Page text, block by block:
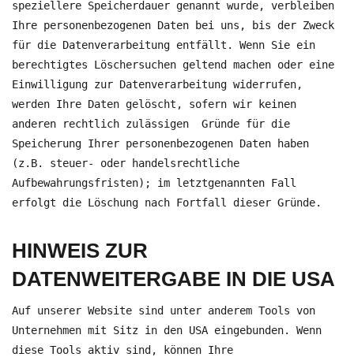
speziellere Speicherdauer genannt wurde, verbleiben
Ihre personenbezogenen Daten bei uns, bis der Zweck
für die Datenverarbeitung entfällt. Wenn Sie ein
berechtigtes Löschersuchen geltend machen oder eine
Einwilligung zur Datenverarbeitung widerrufen,
werden Ihre Daten gelöscht, sofern wir keinen
anderen rechtlich zulässigen Gründe für die
Speicherung Ihrer personenbezogenen Daten haben
(z.B. steuer- oder handelsrechtliche
Aufbewahrungsfristen); im letztgenannten Fall
erfolgt die Löschung nach Fortfall dieser Gründe.
HINWEIS ZUR
DATENWEITERGABE IN DIE USA
Auf unserer Website sind unter anderem Tools von
Unternehmen mit Sitz in den USA eingebunden. Wenn
diese Tools aktiv sind, können Ihre